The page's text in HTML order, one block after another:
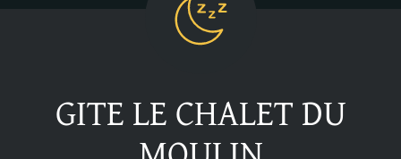
GITE LE CHALET DU